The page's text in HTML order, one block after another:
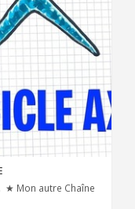
Mon autre Chaîne